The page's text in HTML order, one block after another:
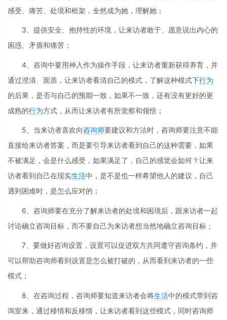
感受、痛苦、处境和框架，全然成为她，理解她；
3、提供安全、抱持性的环境，让来访者敢于、愿意说出内心的
困惑、矛盾和痛苦；
4、咨询中要用神入作为操作手段，让来访者重新获得养育，并
通过澄清、面质，让来访者看清自己的模式，了解这种模式下行为
的后果，是否与自己的预期一致，如果不一致，还有没有更好的更
成熟的行为方式，从而让来访者有所觉察和领悟；
5、当来访者喜欢向咨询师要建议和方法时，咨询师要注意不能
直接给来访者答案，而是要引导来访者看到自己的这种需要，如果
不被满足，会是什么感受，如果满足了，自己的感觉会如何？让来
访者看到自己在现实生活中，是不是也一样希望他人的建议，自己
遇到困难时，是怎么应对的；
6、咨询师要在充分了解来访者的处境和困境后，跟来访者一起
讨论确立咨询目标，而不要自己为来访者想当然地确立咨询目标；
7、要做好咨询设置，设置可以促进双方共同遵守咨询条约，并
可以帮助咨询师看到设置是怎么被打破的，从而看到来访者的一些
模式；
8、在咨询过程，咨询师要知道来访者会将生活中的模式带到咨
询室来，通过移情和反移情，让来访者看到这些模式，同时咨询师